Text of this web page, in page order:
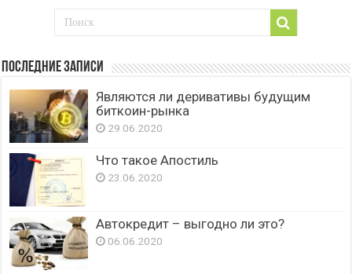
Последние записи
Являются ли деривативы будущим
биткоин-рынка
29.06.2020
Что такое Апостиль
23.06.2020
Автокредит – выгодно ли это?
06.06.2020